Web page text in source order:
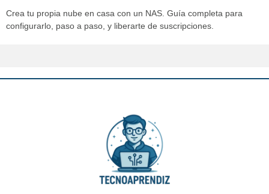
Crea tu propia nube en casa con un NAS. Guía completa para
configurarlo, paso a paso, y liberarte de suscripciones.